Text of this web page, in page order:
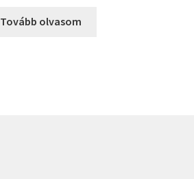
Tovább olvasom